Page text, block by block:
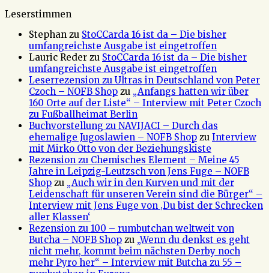
Leserstimmen
Stephan zu StoCCarda 16 ist da – Die bisher
umfangreichste Ausgabe ist eingetroffen
Lauric Reder zu StoCCarda 16 ist da – Die bisher
umfangreichste Ausgabe ist eingetroffen
Leserrezension zu Ultras in Deutschland von Peter
Czoch – NOFB Shop zu „Anfangs hatten wir über
160 Orte auf der Liste“ – Interview mit Peter Czoch
zu Fußballheimat Berlin
Buchvorstellung zu NAVIJACI – Durch das
ehemalige Jugoslawien – NOFB Shop zu Interview
mit Mirko Otto von der Beziehungskiste
Rezension zu Chemisches Element – Meine 45
Jahre in Leipzig-Leutzsch von Jens Fuge – NOFB
Shop zu „Auch wir in den Kurven und mit der
Leidenschaft für unseren Verein sind die Bürger“ –
Interview mit Jens Fuge von ‚Du bist der Schrecken
aller Klassen‘
Rezension zu 100 – rumbutchan weltweit von
Butcha – NOFB Shop zu „Wenn du denkst es geht
nicht mehr, kommt beim nächsten Derby noch
mehr Pyro her“ – Interview mit Butcha zu 55 –